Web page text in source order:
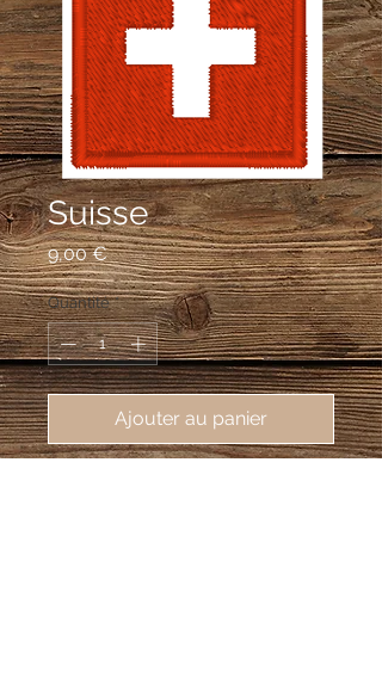
Suisse
9,00 €Prix
Quantité *
Ajouter au panier